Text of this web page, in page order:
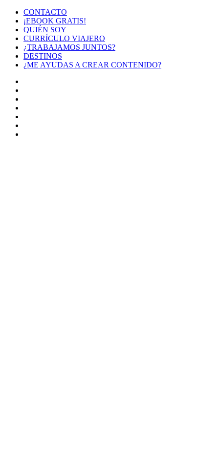
CONTACTO
¡EBOOK GRATIS!
QUIÉN SOY
CURRÍCULO VIAJERO
¿TRABAJAMOS JUNTOS?
DESTINOS
¿ME AYUDAS A CREAR CONTENIDO?